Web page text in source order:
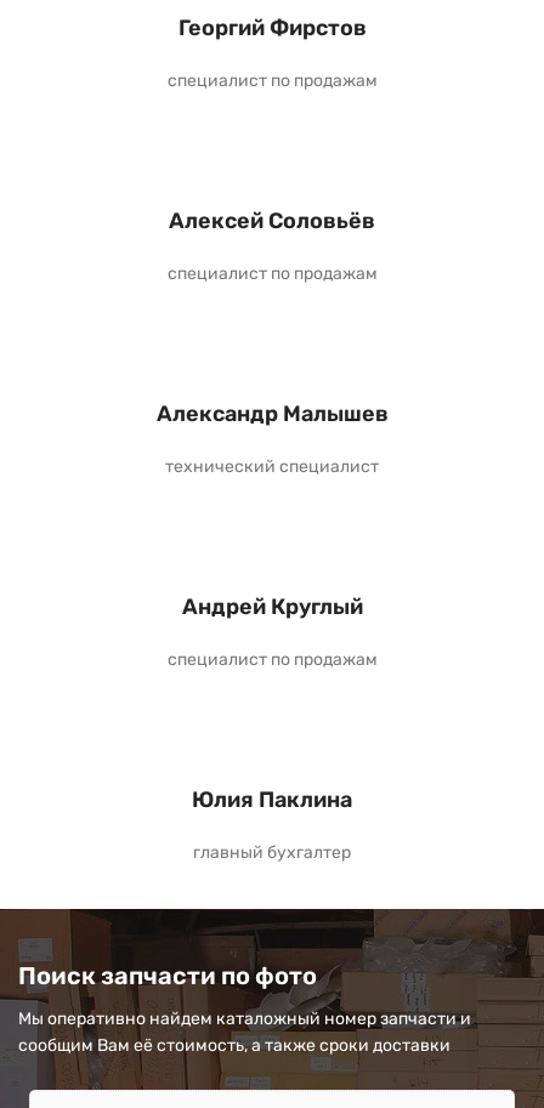
Георгий Фирстов
специалист по продажам
Алексей Соловьёв
специалист по продажам
Александр Малышев
технический специалист
Андрей Круглый
специалист по продажам
Юлия Паклина
главный бухгалтер
Поиск запчасти по фото
Мы оперативно найдем каталожный номер запчасти и
сообщим Вам её стоимость, а также сроки доставки